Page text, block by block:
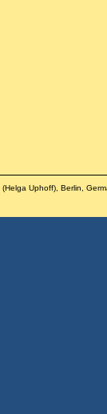
(Helga Uphoff), Berlin,